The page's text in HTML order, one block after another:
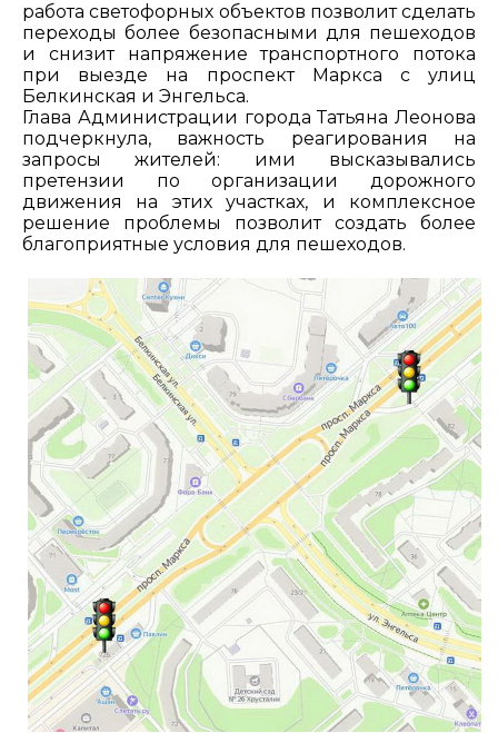
работа светофорных объектов позволит сделать
переходы более безопасными для пешеходов
и снизит напряжение транспортного потока
при выезде на проспект Маркса с улиц
Белкинская и Энгельса.
Глава Администрации города Татьяна Леонова
подчеркнула, важность реагирования на
запросы жителей: ими высказывались
претензии по организации дорожного
движения на этих участках, и комплексное
решение проблемы позволит создать более
благоприятные условия для пешеходов.